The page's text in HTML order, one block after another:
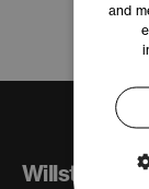
Willst du
and